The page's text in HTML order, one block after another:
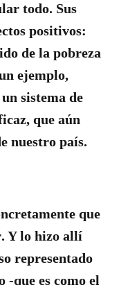
todo. Sus
positivos:
de la pobreza
ejemplo,
sistema de
que aún
nuestro país.
que
. Y lo hizo allí
representado
que es como el